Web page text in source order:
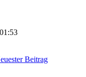
Beitrag